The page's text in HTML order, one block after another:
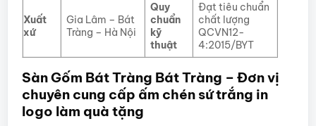
Xuất
xứ
Gia Lâm – Bát
Tràng – Hà Nội
Quy
chuẩn
kỹ
thuật
Đạt tiêu chuẩn
chất lượng
QCVN12-
4:2015/BYT
Sàn Gốm Bát Tràng Bát Tràng – Đơn vị
chuyên cung cấp ấm chén sứ trắng in
logo làm quà tặng